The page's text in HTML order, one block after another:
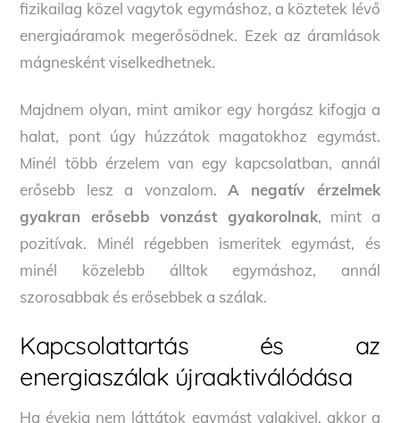
fizikailag közel vagytok egymáshoz, a köztetek lévő
energiaáramok megerősödnek. Ezek az áramlások
mágnesként viselkedhetnek.
Majdnem olyan, mint amikor egy horgász kifogja a
halat, pont úgy húzzátok magatokhoz egymást.
Minél több érzelem van egy kapcsolatban, annál
erősebb lesz a vonzalom. A negatív érzelmek
gyakran erősebb vonzást gyakorolnak, mint a
pozitívak. Minél régebben ismeritek egymást, és
minél közelebb álltok egymáshoz, annál
szorosabbak és erősebbek a szálak.
Kapcsolattartás és az
energiaszálak újraaktiválódása
Ha évekig nem láttátok egymást valakivel, akkor a